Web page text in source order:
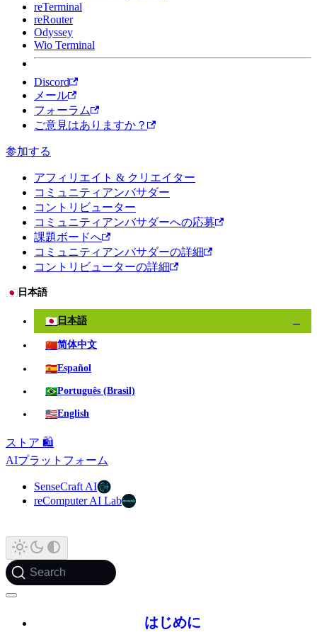
reTerminal
reRouter
Odyssey
Wio Terminal
Discord
メール
フォーラム
ご意見はありますか？
参加する
アフィリエイト & クリエイター
コミュニティアンバサダー
コントリビューター
コミュニティアンバサダーへの応募
課題ボードへ
コミュニティアンバサダーの詳細
コントリビューターの詳細
🇯🇵 日本語
🇯🇵 日本語
🇨🇳简体中文
🇪🇸Español
🇧🇷Português (Brasil)
🇺🇸English
ストア 🛍️
AIプラットフォーム
SenseCraft AI
reComputer AI Lab
Search
はじめに